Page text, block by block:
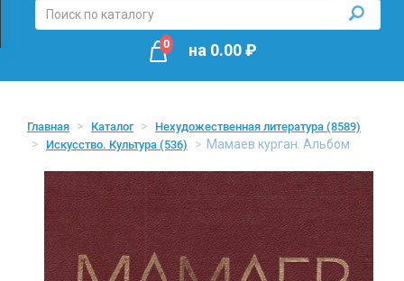
0 на 0.00₽
Главная Каталог Нехудожественная литература (8589)
Искусство. Культура (536) Мамаев курган. Альбом